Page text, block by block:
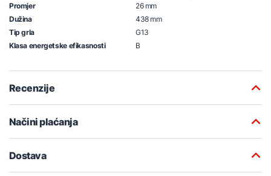
Promjer
26 mm
Dužina
438 mm
Tip grla
G13
Klasa energetske efikasnosti
B
Recenzije
Načini plaćanja
Dostava